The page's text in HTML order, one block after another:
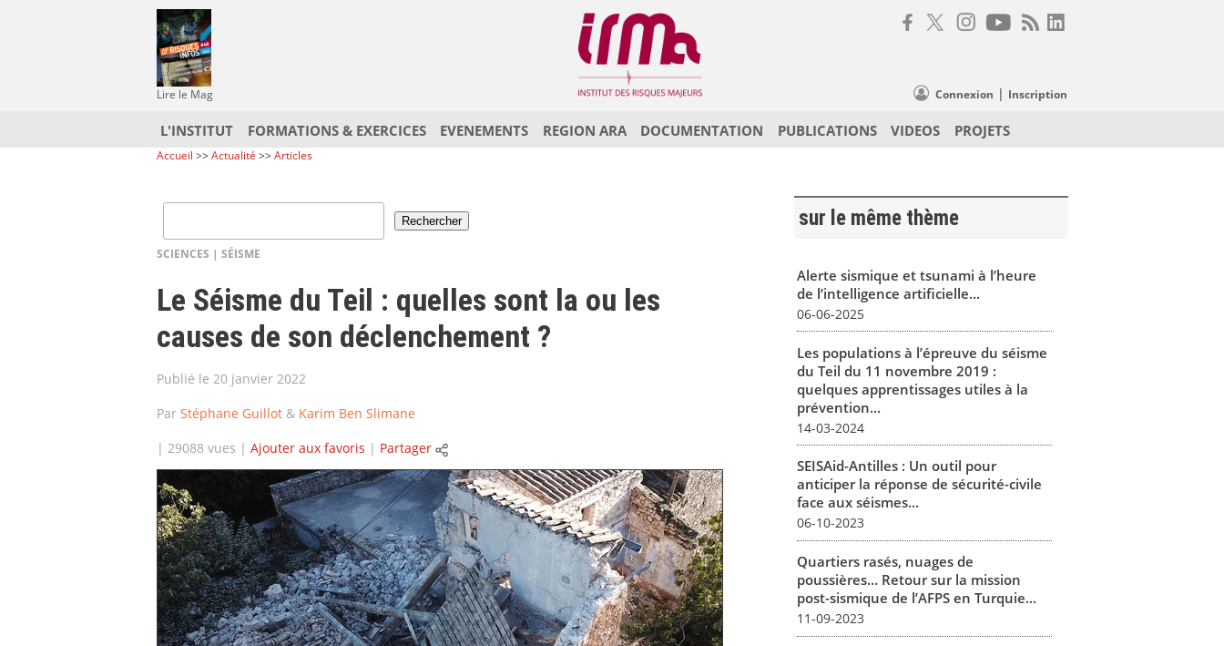
Lire le Mag Connexion | Inscription
L'INSTITUT FORMATIONS & EXERCICES EVENEMENTS REGION ARA DOCUMENTATION PUBLICATIONS VIDEOS PROJETS
Accueil >>Actualité >>Articles
SCIENCES | SÉISME
Le Séisme du Teil : quelles sont la ou les
causes de son déclenchement ?
Publié le 20 janvier 2022
Par Stéphane Guillot & Karim Ben Slimane
| 29088 vues | Ajouter aux favoris | Partager
sur le même thème
Alerte sismique et tsunami à l’heure
de l’intelligence artificielle...
06-06-2025
Les populations à l’épreuve du séisme
du Teil du 11 novembre 2019 :
quelques apprentissages utiles à la
prévention...
14-03-2024
SEISAid-Antilles : Un outil pour
anticiper la réponse de sécurité-civile
face aux séismes...
06-10-2023
Quartiers rasés, nuages de
poussières… Retour sur la mission
post-sismique de l’AFPS en Turquie...
11-09-2023